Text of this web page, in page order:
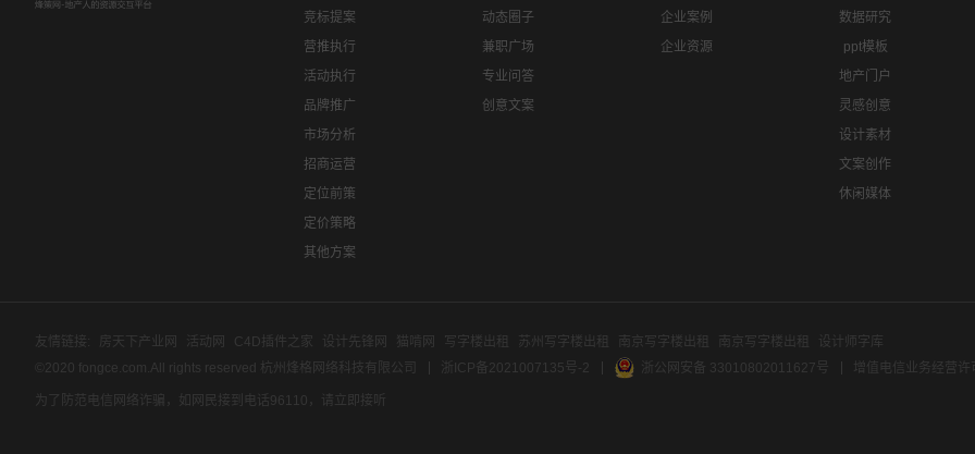
竞标提案
营推执行
活动执行
品牌推广
市场分析
招商运营
定位前策
定价策略
其他方案
动态圈子
兼职广场
专业问答
创意文案
企业案例
企业资源
数据研究
ppt模板
地产门户
灵感创意
设计素材
文案创作
休闲媒体
友情链接: 房天下产业网 活动网 C4D插件之家 设计先锋网 猫啃网 写字楼出租 苏州写字楼出租 南京写字楼出租 南京写字楼出租
设计师字库
©2020 fongce.com.All rights reserved 杭州烽格网络科技有限公司
浙ICP备2021007135号-2 浙公网安备 33010802011627号 增值电信业务经营
为了防范电信网络诈骗，如网民接到电话96110，请立即接听